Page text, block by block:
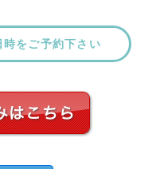
時をご予約下さい